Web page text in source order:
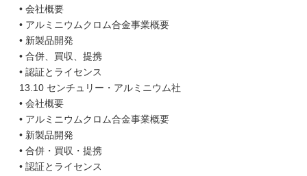
• 会社概要
• アルミニウムクロム合金事業概要
• 新製品開発
• 合併、買収、提携
• 認証とライセンス
13.10 センチュリー・アルミニウム社
• 会社概要
• アルミニウムクロム合金事業概要
• 新製品開発
• 合併・買収・提携
• 認証とライセンス